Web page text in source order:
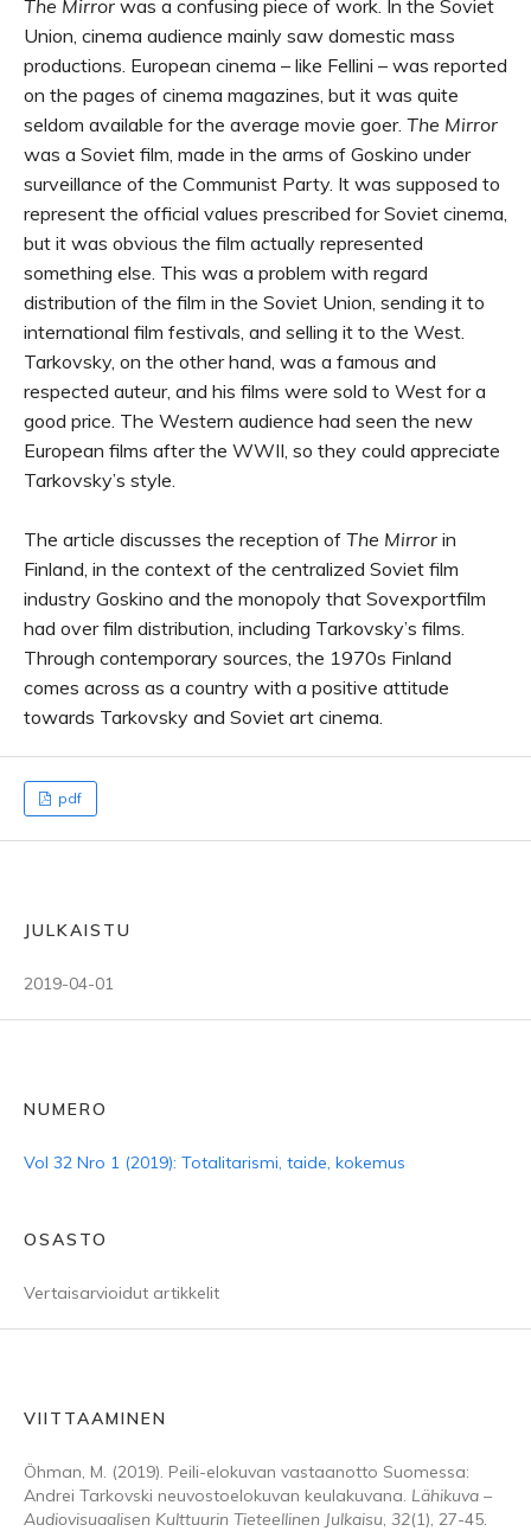
The Mirror was a confusing piece of work. In the Soviet
Union, cinema audience mainly saw domestic mass
productions. European cinema – like Fellini – was reported
on the pages of cinema magazines, but it was quite
seldom available for the average movie goer. The Mirror
was a Soviet film, made in the arms of Goskino under
surveillance of the Communist Party. It was supposed to
represent the official values prescribed for Soviet cinema,
but it was obvious the film actually represented
something else. This was a problem with regard
distribution of the film in the Soviet Union, sending it to
international film festivals, and selling it to the West.
Tarkovsky, on the other hand, was a famous and
respected auteur, and his films were sold to West for a
good price. The Western audience had seen the new
European films after the WWII, so they could appreciate
Tarkovsky’s style.
The article discusses the reception of The Mirror in
Finland, in the context of the centralized Soviet film
industry Goskino and the monopoly that Sovexportfilm
had over film distribution, including Tarkovsky’s films.
Through contemporary sources, the 1970s Finland
comes across as a country with a positive attitude
towards Tarkovsky and Soviet art cinema.
pdf
JULKAISTU
2019-04-01
NUMERO
Vol 32 Nro 1 (2019): Totalitarismi, taide, kokemus
OSASTO
Vertaisarvioidut artikkelit
VIITTAAMINEN
Öhman, M. (2019). Peili-elokuvan vastaanotto Suomessa:
Andrei Tarkovski neuvostoelokuvan keulakuvana. Lähikuva –
Audiovisuaalisen Kulttuurin Tieteellinen Julkaisu, 32(1), 27-45.